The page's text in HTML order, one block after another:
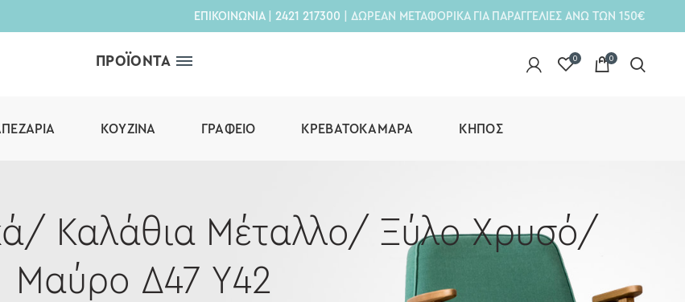
ΕΠΙΚΟΙΝΩΝΙΑ| 2421 217300 | ΔΩΡΕΑΝ ΜΕΤΑΦΟΡΙΚΑ ΓΙΑ ΠΑΡΑΓΓΕΛΙΕΣ ΑΝΩ ΤΩΝ 150€
ΠΡΟΪΟΝΤΑ 0 0
ΚΟΥΖΊΝΑ ΓΡΑΦΕΊΟ ΚΡΕΒΑΤΟΚΆΜΑΡΑ ΚΉΠΟΣ
Καλάθια Μέταλλο/ Ξύλο Χρυσό/
Μαύρο Δ47 Υ42